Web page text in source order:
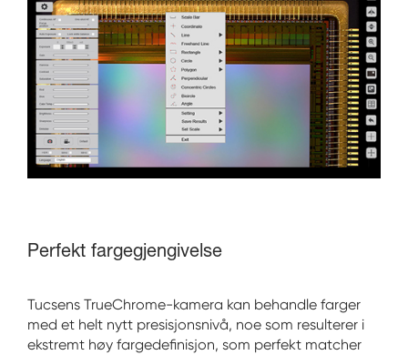
Perfekt fargegjengivelse
Tucsens TrueChrome-kamera kan behandle farger
med et helt nytt presisjonsnivå, noe som resulterer i
ekstremt høy fargedefinisjon, som perfekt matcher